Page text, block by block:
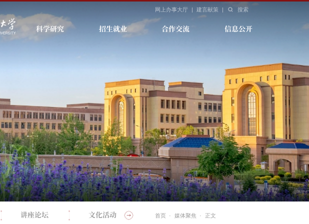
网上办事大厅 | 建言献策 | 搜索
科学研究 招生就业 合作交流 信息公开
讲座论坛 文化活动 媒体新师
首页 · 媒体聚焦 · 正文